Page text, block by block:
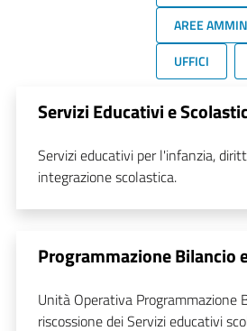
AREE
UFFICI
Servizi Educativi e
Servizi educativi per l'infanzia,
integrazione scolastica.
Programmazione Bilancio
Unità Operativa Programmazione
riscossione dei Servizi educativi